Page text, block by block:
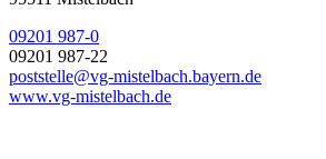
09201 987-0
09201 987-22
poststelle@vg-mistelbach.bayern.de
www.vg-mistelbach.de